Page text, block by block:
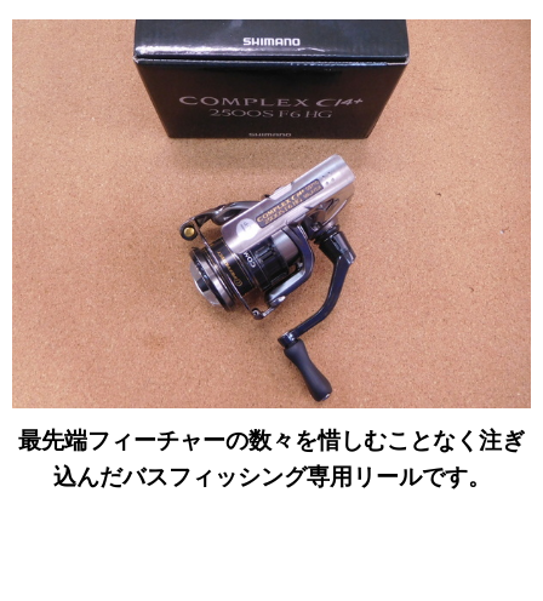
最先端フィーチャーの数々を惜しむことなく注ぎ
込んだバスフィッシング専用リールです。